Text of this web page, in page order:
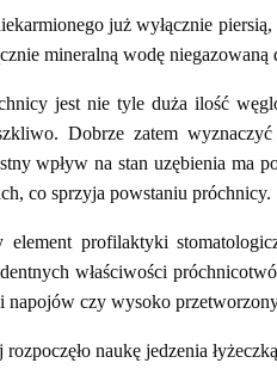
już wyłącznie
mineralną wodę
jest nie tyle duża ilość
Dobrze zatem
wpływ na stan uzębienia ma
co sprzyja powstaniu próchnicy.
element profilaktyki
właściwości
czy wysoko
naukę jedzenia